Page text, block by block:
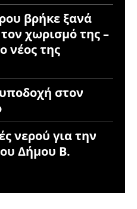
βρήκε ξανά
χωρισμό της –
νέος της
στον
νερού για την
Δήμου Β.